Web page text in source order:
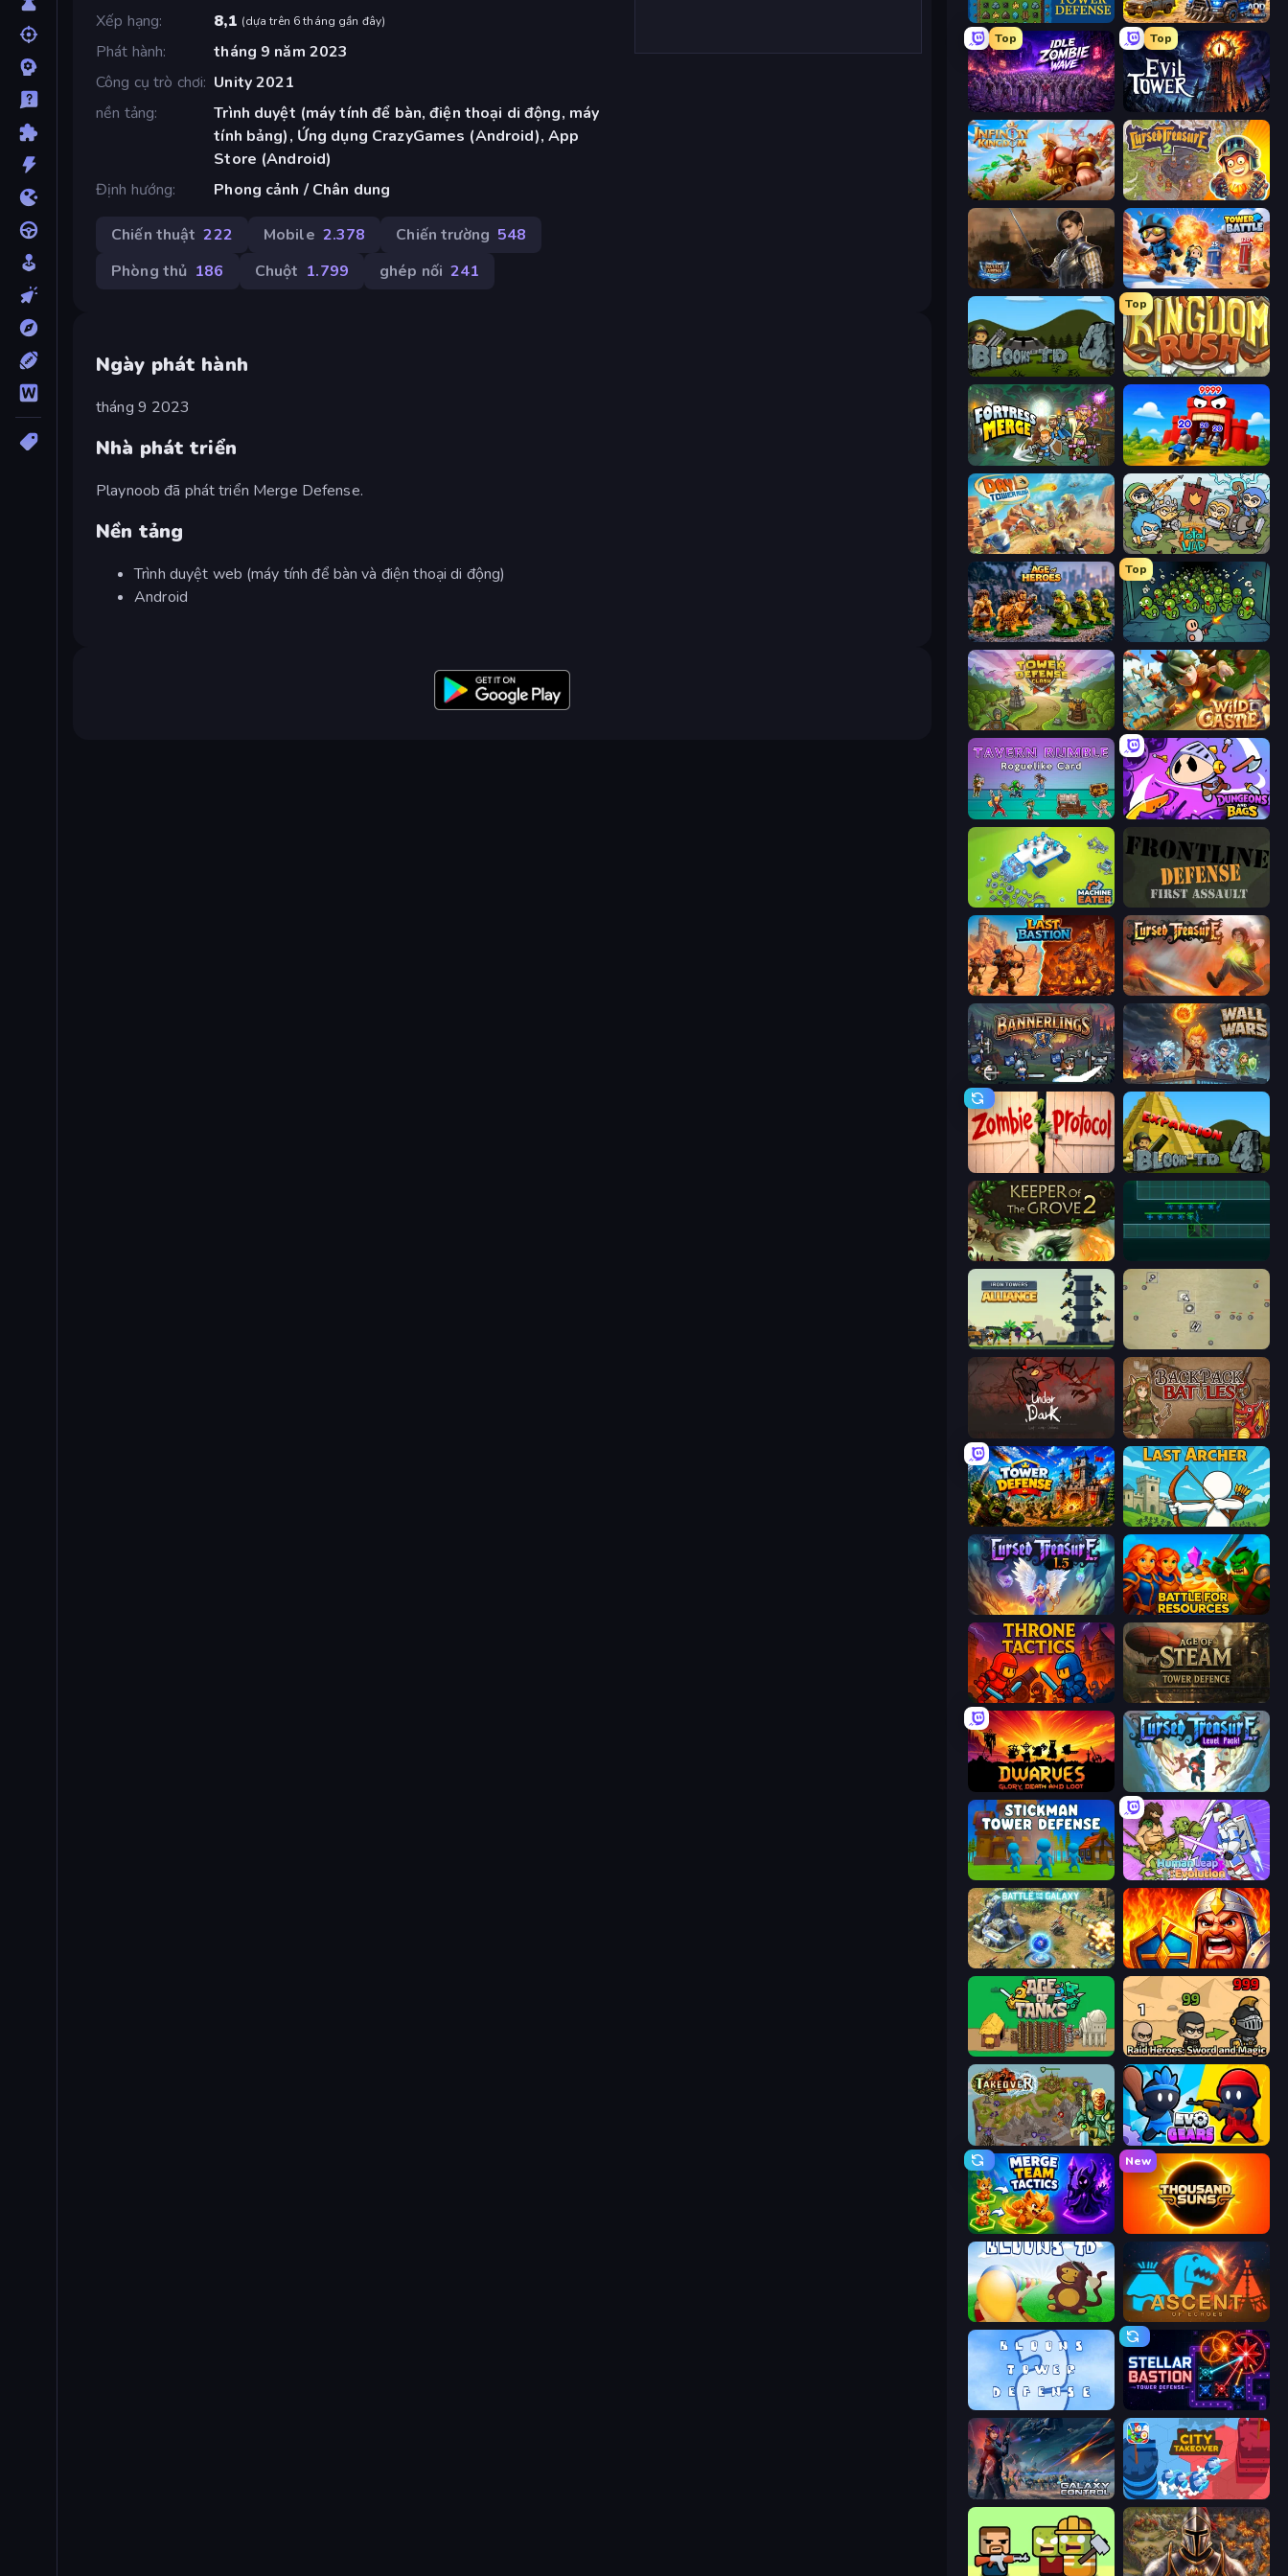
Xếp hạng
8,1 (dựa trên 6 tháng gần đây)
Phát hành
tháng 9 năm 2023
Công cụ trò chơi Unity 2021
nền tảng
Trình duyệt (máy tính để bàn, điện thoại di động, máy
tính bảng), Ứng dụng CrazyGames (Android), App
Store (Android)
Định hướng
Phong cảnh / Chân dung
Chiến thuật 222 Mobile 2.378 Chiến trường 548
Phòng thủ 186 Chuột 1.799 ghép nối 241
Ngày phát hành
tháng 9 2023
Nhà phát triển
Playnoob đã phát triển Merge Defense.
Nền tảng
Trình duyệt web (máy tính để bàn và điện thoại di động)
Android
Tower Swap AOD - Art Of Defense
Top
Idle Zombie Wave: Survivors
Top
Evil Tower
Infinity Kingdom Cursed Treasure 2
Battle Arena Tower Battle
Bloons Tower Defense 4
Top
Kingdom Rush
Fortress Merge TimeWarriors
Day D Tower Rush Raid Heroes: Total War
Age of Heroes
Top
Base Defence
Tower Defense Clash Wild Castle TD: Grow Empire
Tavern Rumble: Roguelike Card Dungeons and Bags
Machine Eater Frontline Defense
Last Bastion Cursed Treasure
Bannerlings Wall Wars
Zombie Protocol Bloons Tower Defense 4 Expansion
Keeper of the Grove 2
Iron Towers Alliance Desktop Tower Defense
UnderDark: Defense Backpack Battles
Tower Defense Last Archer
Cursed Treasure 1.5 Battle for Resources
Throne Tactics Age of Steam Tower Defence
Cursed Treasure Level Pack
Human Leap: Evolution
Battle for the Galaxy WarLink: Crown & Clash
Age of Tanks Warriors: TD War Raid Heroes: Sword and Magic
Takeover Evo Gears
Merge Team Tactics
New
Thousand Suns
Bloons Tower Defense Ascent of Echoes
Stellar Bastion
Galaxy Control: 3D Strategy City Takeover